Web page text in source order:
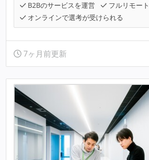
B2Bのサービスを運営
フルリモー
オンラインで選考が受けられる
7ヶ月前更新